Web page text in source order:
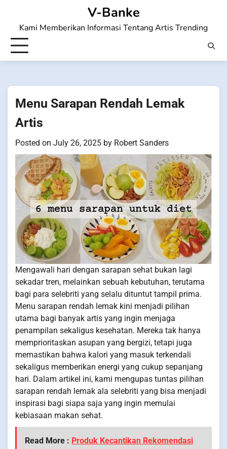
content
V-Banke
Kami Memberikan Informasi Tentang Artis Trending
Menu Sarapan Rendah Lemak
Artis
Posted on July 26, 2025 by Robert Sanders
Mengawali hari dengan sarapan sehat bukan lagi
sekadar tren, melainkan sebuah kebutuhan, terutama
bagi para selebriti yang selalu dituntut tampil prima.
Menu sarapan rendah lemak kini menjadi pilihan
utama bagi banyak artis yang ingin menjaga
penampilan sekaligus kesehatan. Mereka tak hanya
memprioritaskan asupan yang bergizi, tetapi juga
memastikan bahwa kalori yang masuk terkendali
sekaligus memberikan energi yang cukup sepanjang
hari. Dalam artikel ini, kami mengupas tuntas pilihan
sarapan rendah lemak ala selebriti yang bisa menjadi
inspirasi bagi siapa saja yang ingin memulai
kebiasaan makan sehat.
Read More : Produk Kecantikan Rekomendasi